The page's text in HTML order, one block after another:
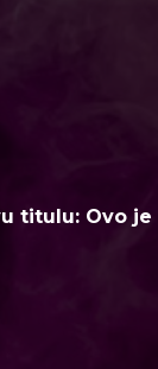
titulu: Ovo